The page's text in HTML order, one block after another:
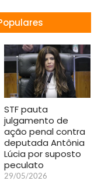
STF pauta
julgamento de
ação penal contra
deputada Antônia
Lúcia por suposto
peculato
29/05/2026